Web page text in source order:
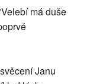
má duše
Janu